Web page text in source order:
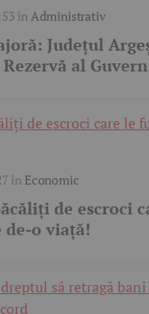
în Administrativ
Județul
al
în Economic
de escroci
o viață!